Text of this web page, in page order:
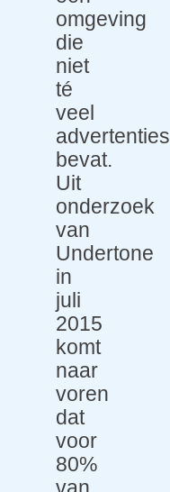
omgeving
die
niet
té
veel
advertenties
bevat.
Uit
onderzoek
van
Undertone
in
juli
2015
komt
naar
voren
dat
voor
80%